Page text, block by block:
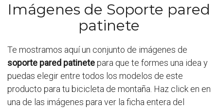
Imágenes de Soporte pared
patinete
Te mostramos aquí un conjunto de imágenes de
soporte pared patinetepara que te formes una idea y
puedas elegir entre todos los modelos de este
producto para tu bicicleta de montaña. Haz click en en
una de las imágenes para ver la ficha entera del